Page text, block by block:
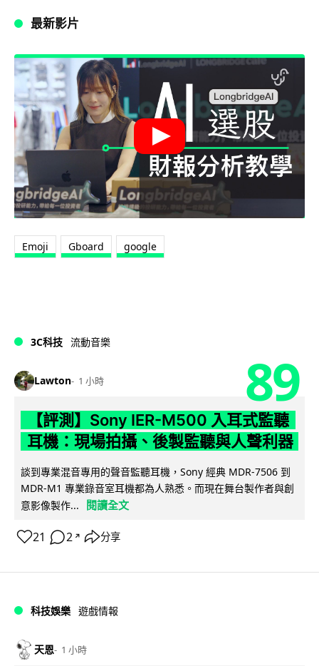
最新影片
Emoji Gboard google
3C科技 流動音樂
Lawton 1 小時 89
【評測】Sony IER-M500 入耳式監聽
耳機：現場拍攝、後製監聽與人聲利器
談到專業混音專用的聲音監聽耳機，Sony 經典 MDR-7506 到
MDR-M1 專業錄音室耳機都為人熟悉。而現在舞台製作者與創
意影像製作...
閱讀全文
21 2 ↗ 分享
科技娛樂 遊戲情報
天恩 1 小時